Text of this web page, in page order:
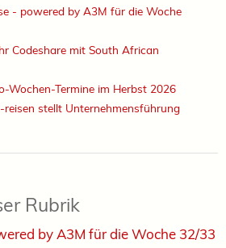
- powered by A3M für die Woche
Codeshare mit South African
Wochen-Termine im Herbst 2026
reisen stellt Unternehmensführung
Rubrik
by A3M für die Woche 32/33